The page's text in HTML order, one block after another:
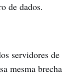
de dados.
servidores de
mesma brecha